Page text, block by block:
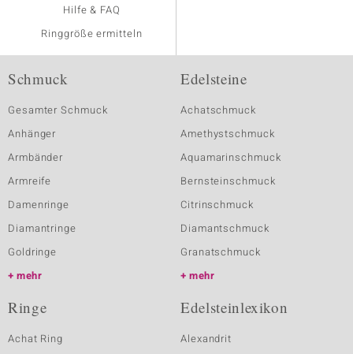
Hilfe & FAQ
Ringgröße ermitteln
Schmuck
Gesamter Schmuck
Anhänger
Armbänder
Armreife
Damenringe
Diamantringe
Goldringe
mehr
Edelsteine
Achatschmuck
Amethystschmuck
Aquamarinschmuck
Bernsteinschmuck
Citrinschmuck
Diamantschmuck
Granatschmuck
mehr
Ringe
Achat Ring
Edelsteinlexikon
Alexandrit